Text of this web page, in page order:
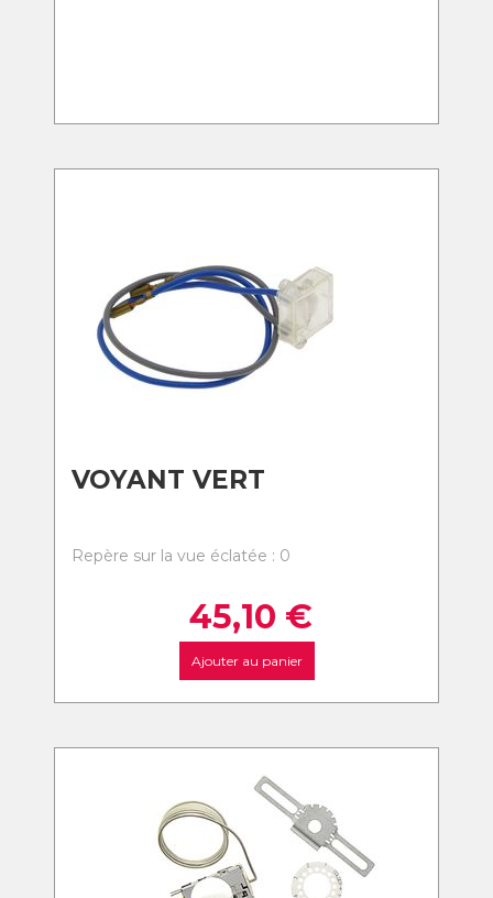
VOYANT VERT
Repère sur la vue éclatée : 0
45,10 €
Ajouter au panier